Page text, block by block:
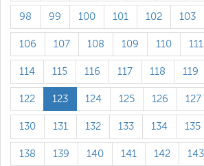
98 99 100 101 102 103
106 107 108 109 110 111
114 115 116 117 118 119
122 123 124 125 126 127
130 131 132 133 134 135
138 139 140 141 142 143